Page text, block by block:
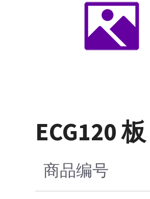
ECG120 板
商品编号